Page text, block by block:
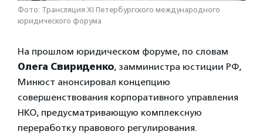
Фото: Трансляция XI Петербургского международного
юридического форума
На прошлом юридическом форуме, по словам
Олега Свириденко, замминистра юстиции РФ,
Минюст анонсировал концепцию
совершенствования корпоративного управления
НКО, предусматривающую комплексную
переработку правового регулирования.